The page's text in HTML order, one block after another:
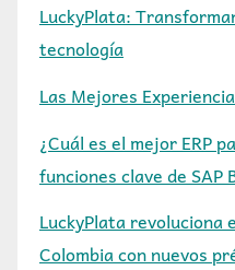
LuckyPlata:
tecnología
Las Mejores
¿Cuál es el mejor ERP
funciones clave de SAP
LuckyPlata revoluciona
Colombia con nuevos